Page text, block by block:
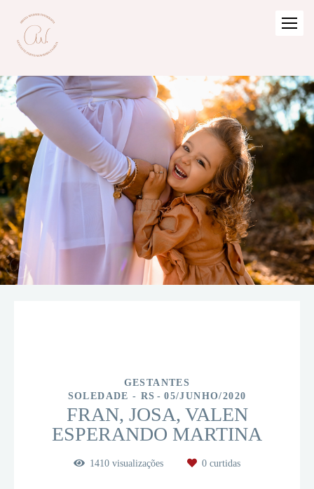
GESTANTES
SOLEDADE - RS
05/JUNHO/2020
FRAN, JOSA, VALEN
ESPERANDO MARTINA
1410 visualizações 0 curtidas